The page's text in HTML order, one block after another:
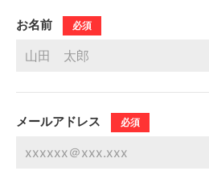
お名前 必須
メールアドレス 必須